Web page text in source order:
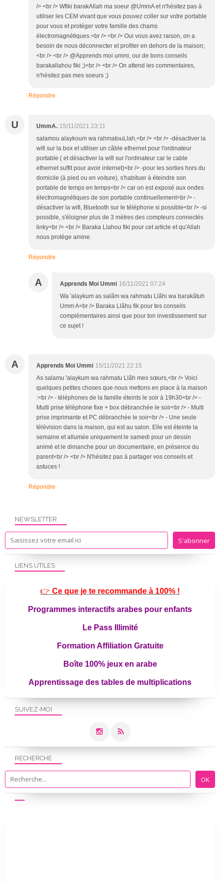
/> <br /> Wfiki barakAllah ma soeur @UmmA et n'hésitez pas à
utiliser les CEM vivant que vous pouvez coller sur votre portable
pour vous et protéger votre famille des chams
électromagnétiques.<br /> <br /> Oui vous avez raison, on a
besoin de nous déconnecter et profiter en dehors de la maison;
<br /> <br /> @Apprends moi ummi, oui de bons conseils
barakallahou fiki ;)<br /> <br /> On attend les commentaires,
n'hésitez pas mes soeurs ;)
Répondre
U UmmA. 15/11/2021 23:11
salamou alaykoum wa rahmatouLlah,<br /> <br /> -désactiver la
wifi sur la box et utiliser un câble ethernet pour l'ordinateur
portable ( et désactiver la wifi sur l'ordinateur car le cable
ethernet suffit pour avoir internet)<br /> -pour les sorties hors du
domicile (à pied ou en voiture), s'habituer à éteindre son
portable de temps en temps<br /> car on est exposé aux ondes
électromagnétiques de son portable continuellement<br /> -
désactiver la wifi, Bluetooth sur le téléphone si possible<br /> -si
possible, s'éloigner plus de 3 mètres des compteurs connectés
linky<br /> <br /> Baraka Llahou fiki pour cet article et qu'Allah
nous protège amine.
Répondre
A Apprends Moi Ummi 16/11/2021 07:24
Wa 'alaykum as salãm wa rahmatu Llãhi wa barakãtuh
Umm A<br /> Baraka Llãhu fik pour tes conseils
complémentaires ainsi que pour ton investissement sur
ce sujet !
A Apprends Moi Ummi 15/11/2021 22:15
As salamu 'alaykum wa rahmatu Llâh mes sœurs,<br /> Voici
quelques petites choses que nous mettons en place à la maison
:<br /> - téléphones de la famille éteints le soir à 19h30<br /> -
Multi prise téléphone fixe + box débranchée le soir<br /> - Multi
prise imprimante et PC débranchée le soir<br /> - Une seule
télévision dans la maison, qui est au salon. Elle est éteinte la
semaine et allumée uniquement le samedi pour un dessin
animé et le dimanche pour un documentaire, en présence du
parent<br /> <br /> N'hésitez pas à partager vos conseils et
astuces !
Répondre
NEWSLETTER
SUIVEZ-MOI
RECHERCHE
LIENS UTILES
👉 Ce que je te recommande à 100% !
Programmes interactifs arabes pour enfants
Le Pass Illimité
Formation Affiliation Gratuite
Boîte 100% jeux en arabe
Apprentissage des tables de multiplications